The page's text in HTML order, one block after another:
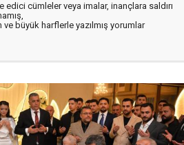
edici cümleler veya imalar, inançlara saldırı
büyük harflerle yazılmış yorumlar